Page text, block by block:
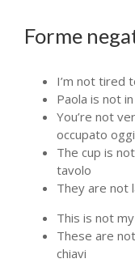
Forme
I’m not tired
Paola is not
You’re not
occupato oggi
The cup is
tavolo
They are not
This is not
These are
chiavi